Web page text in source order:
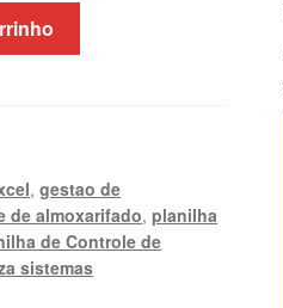
,gestao de
de almoxarifado,planilha
de Controle de
sistemas